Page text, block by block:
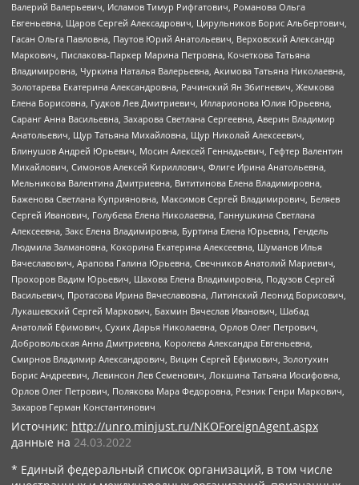
Валерий Валерьевич, Исламов Тимур Рифгатович, Романова Ольга
Евгеньевна, Щаров Сергей Алексадрович, Цирульников Борис Альбертович,
Гасан Ольга Павловна, Паутов Юрий Анатольевич, Верховский Александр
Маркович, Пислакова-Паркер Марина Петровна, Кочеткова Татьяна
Владимировна, Чуркина Наталья Валерьевна, Акимова Татьяна Николаевна,
Золотарева Екатерина Александровна, Рачинский Ян Збигневич, Жемкова
Елена Борисовна, Гудков Лев Дмитриевич, Илларионова Юлия Юрьевна,
Саранг Анна Васильевна, Захарова Светлана Сергеевна, Аверин Владимир
Анатольевич, Щур Татьяна Михайловна, Щур Николай Алексеевич,
Блинушов Андрей Юрьевич, Мосин Алексей Геннадьевич, Гефтер Валентин
Михайлович, Симонов Алексей Кириллович, Флиге Ирина Анатольевна,
Мельникова Валентина Дмитриевна, Вититинова Елена Владимировна,
Баженова Светлана Куприяновна, Максимов Сергей Владимирович, Беляев
Сергей Иванович, Голубева Елена Николаевна, Ганнушкина Светлана
Алексеевна, Закс Елена Владимировна, Буртина Елена Юрьевна, Гендель
Людмила Залмановна, Кокорина Екатерина Алексеевна, Шуманов Илья
Вячеславович, Арапова Галина Юрьевна, Свечников Анатолий Мариевич,
Прохоров Вадим Юрьевич, Шахова Елена Владимировна, Подузов Сергей
Васильевич, Протасова Ирина Вячеславовна, Литинский Леонид Борисович,
Лукашевский Сергей Маркович, Бахмин Вячеслав Иванович, Шабад
Анатолий Ефимович, Сухих Дарья Николаевна, Орлов Олег Петрович,
Добровольская Анна Дмитриевна, Королева Александра Евгеньевна,
Смирнов Владимир Александрович, Вицин Сергей Ефимович, Золотухин
Борис Андреевич, Левинсон Лев Семенович, Локшина Татьяна Иосифовна,
Орлов Олег Петрович, Полякова Мара Федоровна, Резник Генри Маркович,
Захаров Герман Константинович
Источник: http://unro.minjust.ru/NKOForeignAgent.aspx
данные на 24.03.2022
* Единый федеральный список организаций, в том числе